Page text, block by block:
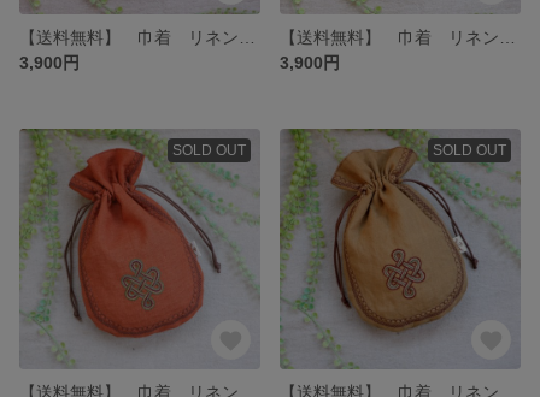
3,900円
3,900円
SOLD OUT SOLD OUT